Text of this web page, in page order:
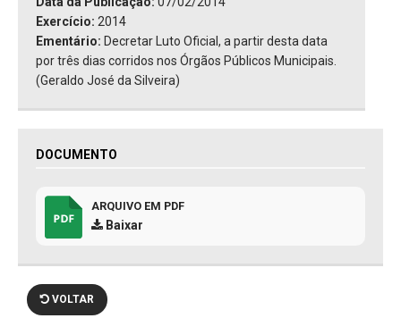
Exercício: 2014
Ementário: Decretar Luto Oficial, a partir desta data
por três dias corridos nos Órgãos Públicos Municipais.
(Geraldo José da Silveira)
DOCUMENTO
ARQUIVO EM PDF
Baixar
VOLTAR